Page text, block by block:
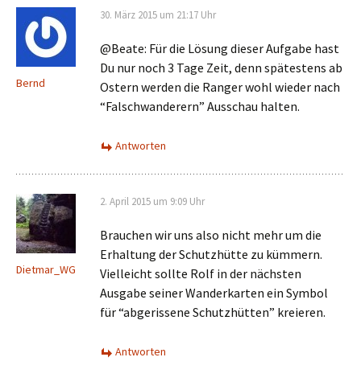
Bernd
30. März 2015 um 21:17 Uhr
@Beate: Für die Lösung dieser Aufgabe hast
Du nur noch 3 Tage Zeit, denn spätestens ab
Ostern werden die Ranger wohl wieder nach
“Falschwanderern” Ausschau halten.
Antworten
Dietmar_WG
2. April 2015 um 9:09 Uhr
Brauchen wir uns also nicht mehr um die
Erhaltung der Schutzhütte zu kümmern.
Vielleicht sollte Rolf in der nächsten
Ausgabe seiner Wanderkarten ein Symbol
für “abgerissene Schutzhütten” kreieren.
Antworten